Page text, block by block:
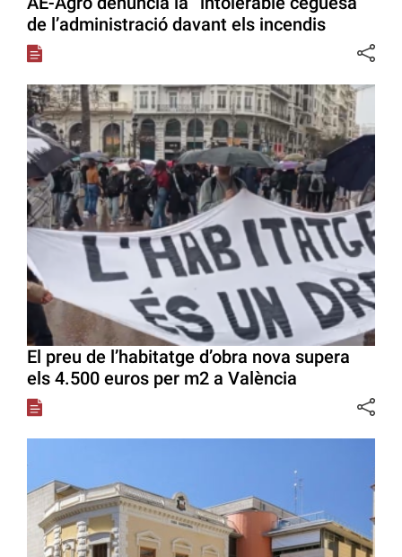
de l’administració davant els incendis
El preu de l’habitatge d’obra nova supera
els 4.500 euros per m2 a València